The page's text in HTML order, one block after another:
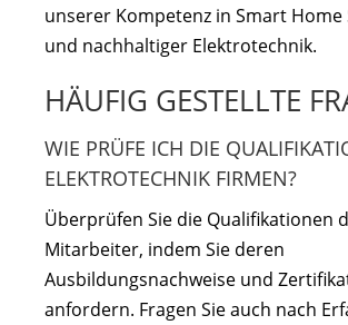
unserer Kompetenz in Smart Home
und nachhaltiger Elektrotechnik.
HÄUFIG GESTELLTE
WIE PRÜFE ICH DIE
ELEKTROTECHNIK FIRMEN?
Überprüfen Sie die Qualifikationen
Mitarbeiter, indem Sie deren
Ausbildungsnachweise und
anfordern. Fragen Sie auch nach